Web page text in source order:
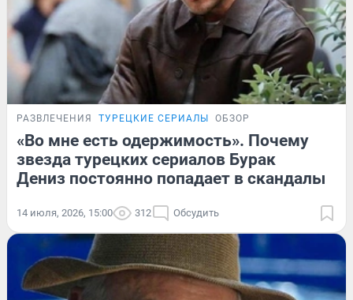
РАЗВЛЕЧЕНИЯ ТУРЕЦКИЕ СЕРИАЛЫ ОБЗОР
«Во мне есть одержимость». Почему
звезда турецких сериалов Бурак
Дениз постоянно попадает в скандалы
14 июля, 2026, 15:00 312 Обсудить